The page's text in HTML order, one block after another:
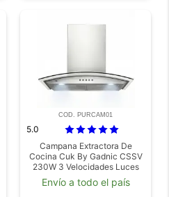
COD. PURCAM01
5.0
Campana Extractora De
Cocina Cuk By Gadnic CSSV
230W 3 Velocidades Luces
LED
Envío a todo el país